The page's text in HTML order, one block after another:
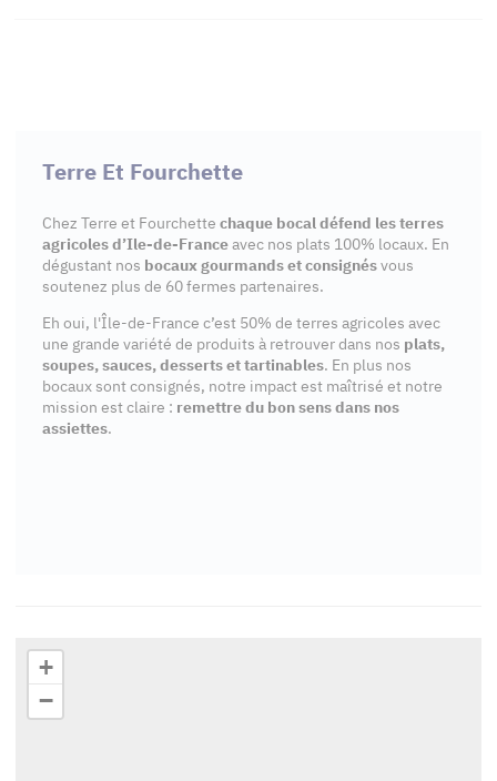
Terre Et Fourchette
Chez Terre et Fourchette chaque bocal défend les terres
agricoles d’Ile-de-Franceavec nos plats 100% locaux. En
dégustant nos bocaux gourmands et consignésvous
soutenez plus de 60 fermes partenaires.
Eh oui, l'Île-de-France c’est 50% de terres agricoles avec
une grande variété de produits à retrouver dans nos plats,
soupes, sauces, desserts et tartinables. En plus nos
bocaux sont consignés, notre impact est maîtrisé et notre
mission est claire : remettre du bon sens dans nos
assiettes.
+
−